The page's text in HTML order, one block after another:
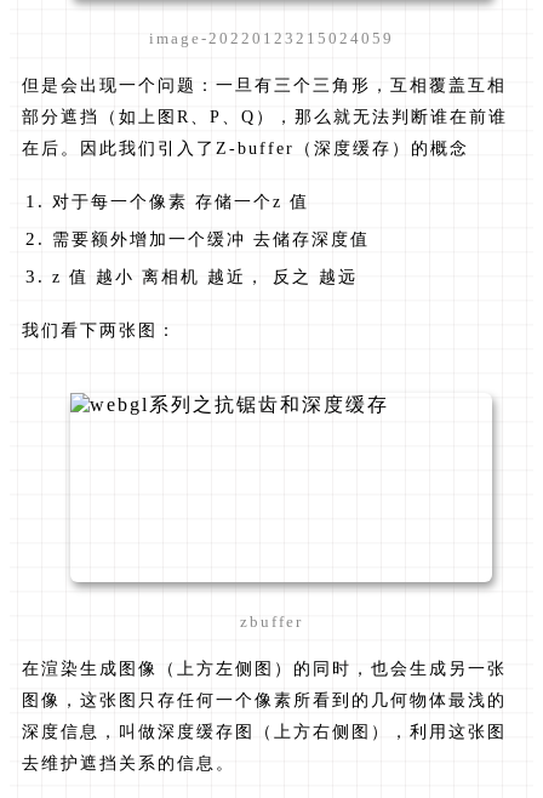
image-20220123215024059
但是会出现一个问题：一旦有三个三角形，互相覆盖互相
部分遮挡（如上图R、P、Q），那么就无法判断谁在前谁
在后。因此我们引入了Z-buffer（深度缓存）的概念
对于每一个像素 存储一个z 值
需要额外增加一个缓冲 去储存深度值
z 值 越小 离相机 越近， 反之 越远
我们看下两张图：
zbuffer
在渲染生成图像（上方左侧图）的同时，也会生成另一张
图像，这张图只存任何一个像素所看到的几何物体最浅的
深度信息，叫做深度缓存图（上方右侧图），利用这张图
去维护遮挡关系的信息。